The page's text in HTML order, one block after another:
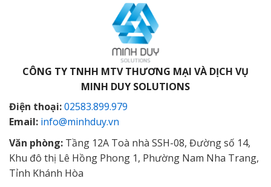
CÔNG TY TNHH MTV THƯƠNG MẠI VÀ DỊCH VỤ
MINH DUY SOLUTIONS
Điện thoại:02583.899.979
Email: info@minhduy.vn
Văn phòng: Tầng 12A Toà nhà SSH-08, Đường số 14,
Khu đô thị Lê Hồng Phong 1, Phường Nam Nha Trang,
Tỉnh Khánh Hòa